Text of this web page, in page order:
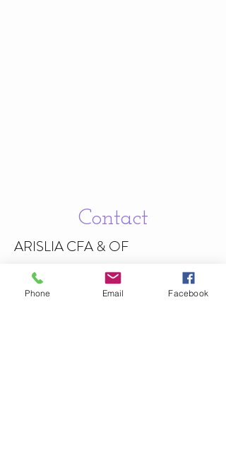
Contact
ARISLIA CFA & OF
187 Avenue Jean
30340 Méjannes-lès-Alès , France
Phone Email Facebook